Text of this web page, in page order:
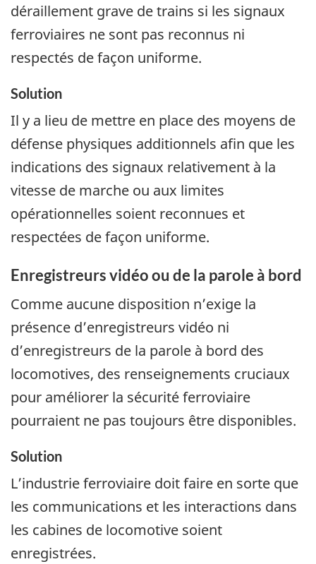
déraillement grave de trains si les signaux
ferroviaires ne sont pas reconnus ni
respectés de façon uniforme.
Solution
Il y a lieu de mettre en place des moyens de
défense physiques additionnels afin que les
indications des signaux relativement à la
vitesse de marche ou aux limites
opérationnelles soient reconnues et
respectées de façon uniforme.
Enregistreurs vidéo ou de la parole à bord
Comme aucune disposition n’exige la
présence d’enregistreurs vidéo ni
d’enregistreurs de la parole à bord des
locomotives, des renseignements cruciaux
pour améliorer la sécurité ferroviaire
pourraient ne pas toujours être disponibles.
Solution
L’industrie ferroviaire doit faire en sorte que
les communications et les interactions dans
les cabines de locomotive soient
enregistrées.